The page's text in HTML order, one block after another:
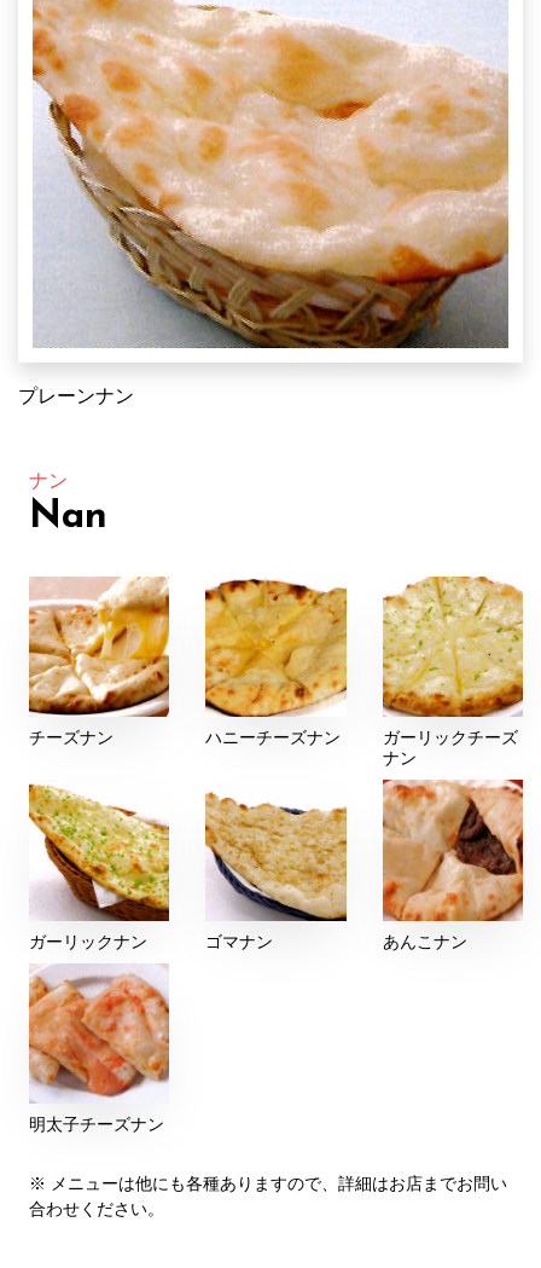
プレーンナン
ナン
Nan
チーズナン ハニーチーズナン
ガーリックチーズ
ナン
ガーリックナン ゴマナン あんこナン
明太子チーズナン
※ メニューは他にも各種ありますので、詳細はお店までお問い
合わせください。